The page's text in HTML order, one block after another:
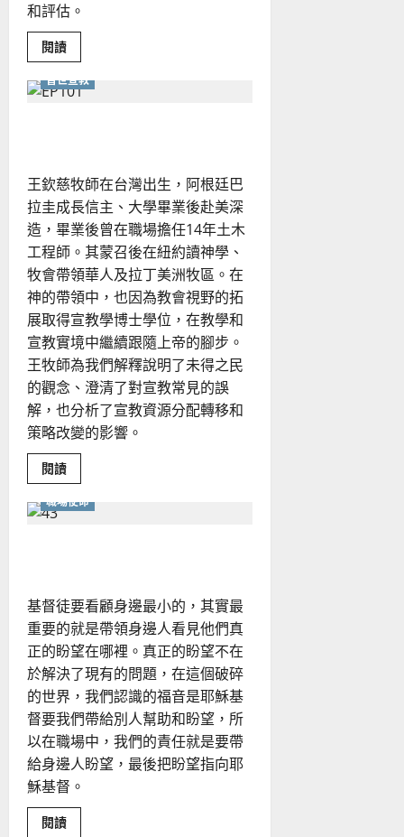
和評估。
閱讀Read
more
絲
路
當
代
的
反
思
普世宣教
王欽慈牧師在台灣出生，阿根廷巴
拉圭成長信主、大學畢業後赴美深
造，畢業後曾在職場擔任14年土木
工程師。其蒙召後在紐約讀神學、
牧會帶領華人及拉丁美洲牧區。在
神的帶領中，也因為教會視野的拓
展取得宣教學博士學位，在教學和
宣教實境中繼續跟隨上帝的腳步。
王牧師為我們解釋說明了未得之民
的觀念、澄清了對宣教常見的誤
解，也分析了宣教資源分配轉移和
策略改變的影響。
閱讀Read
more
普
職場使命
基督徒要看顧身邊最小的，其實最
重要的就是帶領身邊人看見他們真
正的盼望在哪裡。真正的盼望不在
於解決了現有的問題，在這個破碎
的世界，我們認識的福音是耶穌基
督要我們帶給別人幫助和盼望，所
以在職場中，我們的責任就是要帶
給身邊人盼望，最後把盼望指向耶
穌基督。
閱讀Read